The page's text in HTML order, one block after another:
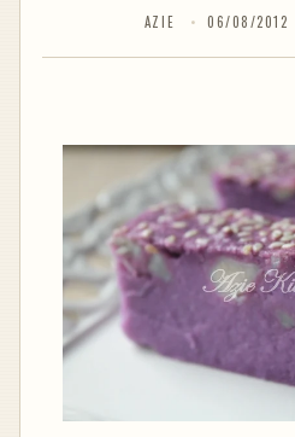
AZIE 06/08/2012